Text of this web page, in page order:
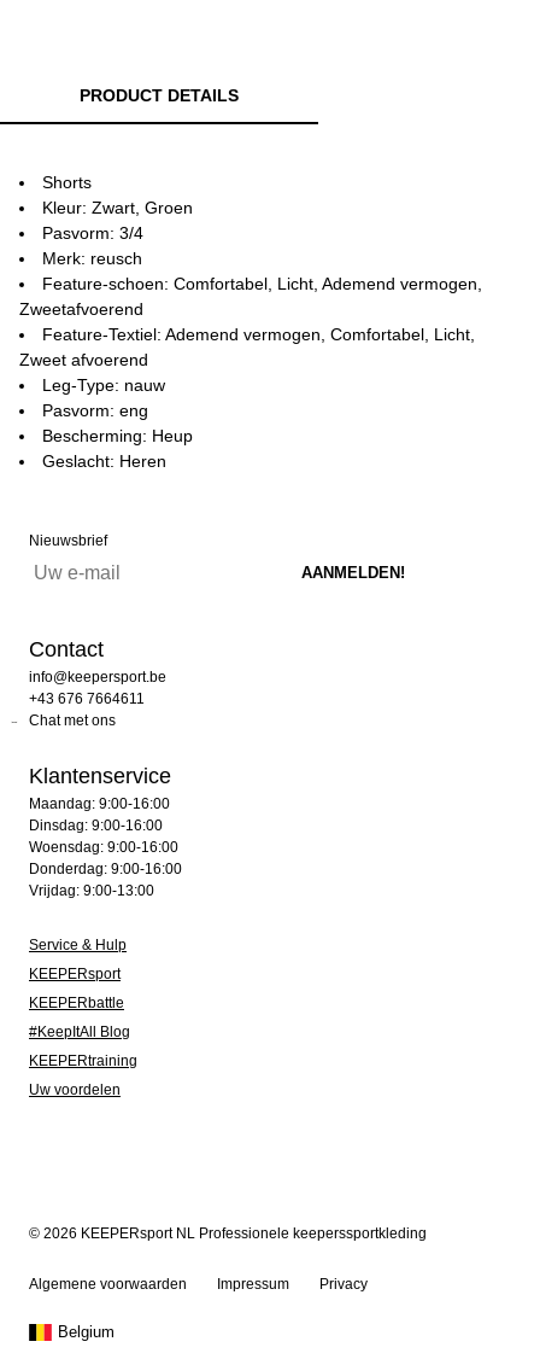
PRODUCT DETAILS
Shorts
Kleur: Zwart, Groen
Pasvorm: 3/4
Merk: reusch
Feature-schoen: Comfortabel, Licht, Ademend vermogen,
Zweetafvoerend
Feature-Textiel: Ademend vermogen, Comfortabel, Licht,
Zweet afvoerend
Leg-Type: nauw
Pasvorm: eng
Bescherming: Heup
Geslacht: Heren
Nieuwsbrief
Contact
info@keepersport.be
+43 676 7664611
Chat met ons
Klantenservice
Maandag: 9:00-16:00
Dinsdag: 9:00-16:00
Woensdag: 9:00-16:00
Donderdag: 9:00-16:00
Vrijdag: 9:00-13:00
Service & Hulp
KEEPERsport
KEEPERbattle
#KeepItAll Blog
KEEPERtraining
Uw voordelen
© 2026 KEEPERsport NL Professionele keeperssportkleding
Algemene voorwaarden Impressum Privacy
Belgium